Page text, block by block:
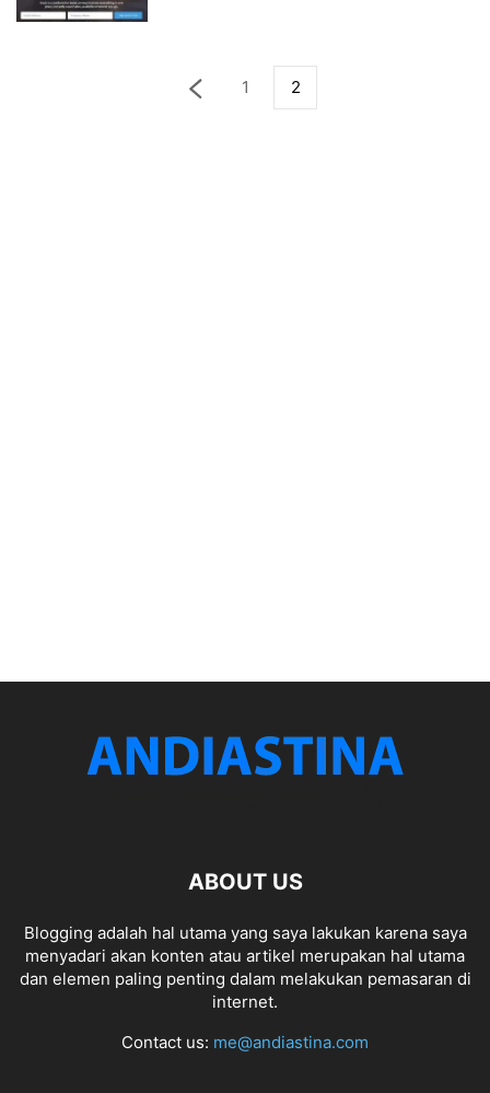
1 2
ABOUT US
Blogging adalah hal utama yang saya lakukan karena saya
menyadari akan konten atau artikel merupakan hal utama
dan elemen paling penting dalam melakukan pemasaran di
internet.
Contact us: me@andiastina.com